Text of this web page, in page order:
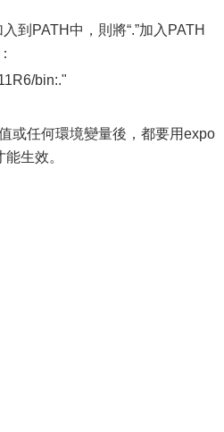
到PATH中，則將“.”加入PATH
bin:."
或任何環境變量後，都要用expo
生效。